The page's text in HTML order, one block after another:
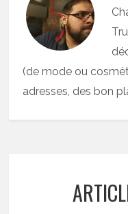
(de mode ou
adresses, des bon